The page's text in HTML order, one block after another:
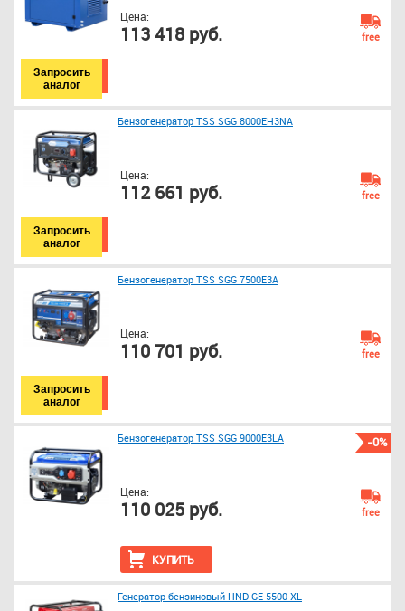
Цена:
113 418 руб.
Запросить
аналог
free
Бензогенератор TSS SGG 8000EH3NA
Цена:
112 661 руб.
Запросить
аналог
free
Бензогенератор TSS SGG 7500Е3A
Цена:
110 701 руб.
Запросить
аналог
free
-0%
Бензогенератор TSS SGG 9000E3LA
КУПИТЬ
Цена:
110 025 руб. free
Генератор бензиновый HND GE 5500 XL